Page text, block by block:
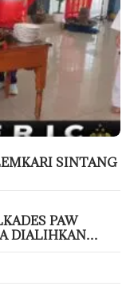
SINTANG
PAW
DIALIHKAN…